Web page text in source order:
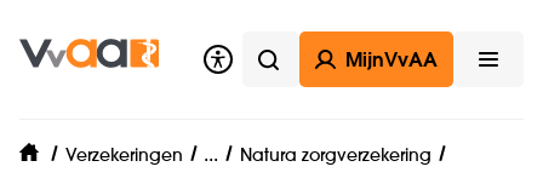
Zoeken
MijnVvAA
home
Verzekeringen ... Zorgverzekering
Natura zorgverzekering